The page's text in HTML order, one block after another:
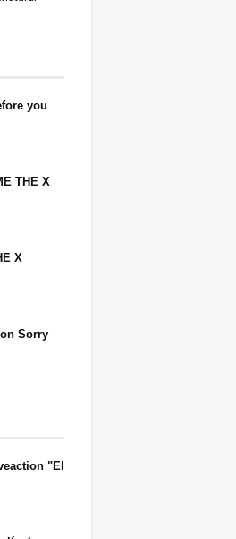
you
THE X
X
Sorry
"El